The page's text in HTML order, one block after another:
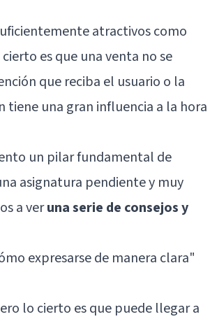
atractivos como
es que una venta no se
que reciba el usuario o la
tiene una gran influencia a la hora
un pilar fundamental de
asignatura pendiente y muy
a veruna serie de consejos y
expresarse de manera clara"
lo cierto es que puede llegar a